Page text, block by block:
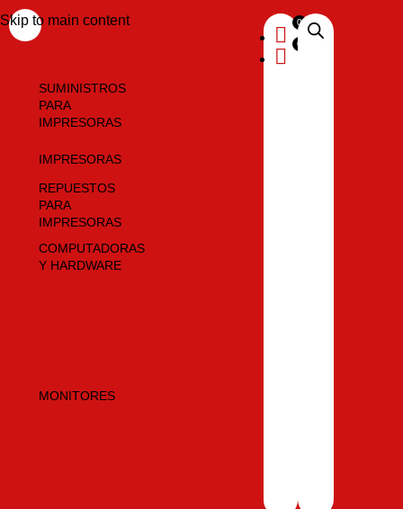
Skip to main content
SUMINISTROS
PARA
IMPRESORAS
IMPRESORAS
REPUESTOS
PARA
IMPRESORAS
COMPUTADORAS
Y HARDWARE
MONITORES